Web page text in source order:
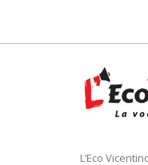
L’Eco